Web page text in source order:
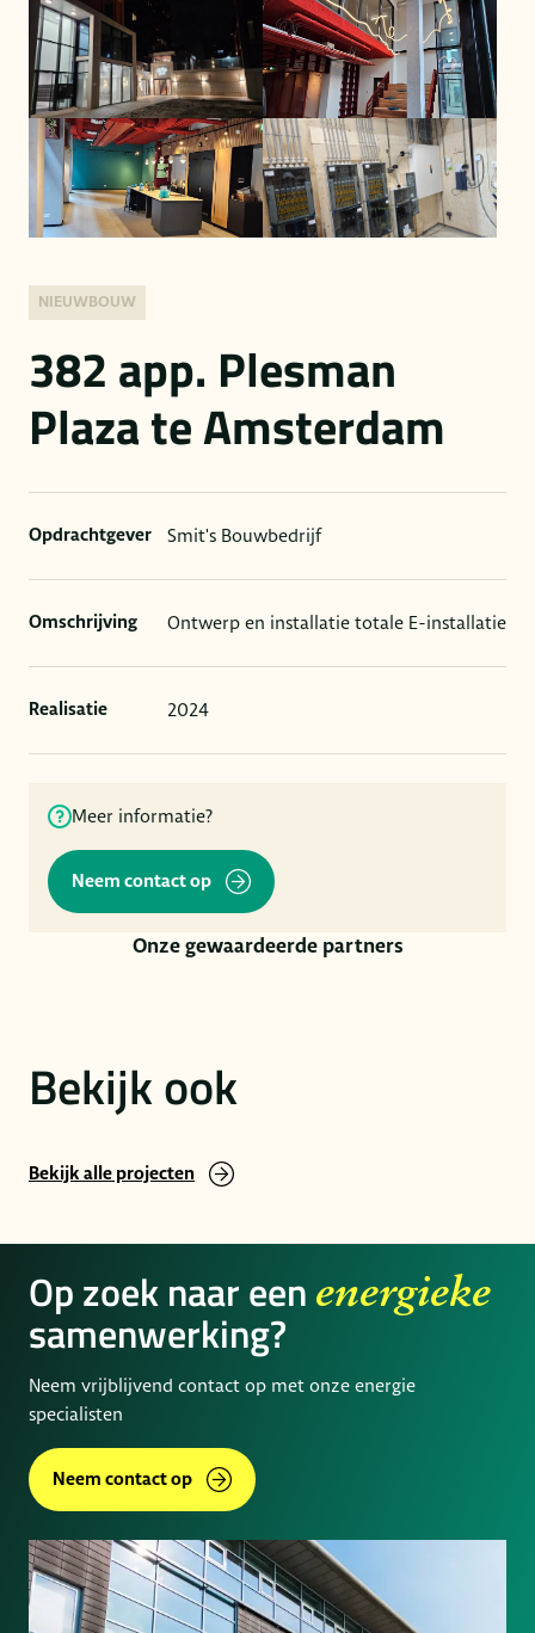
NIEUWBOUW
382 app. Plesman
Plaza te Amsterdam
Opdrachtgever Smit's Bouwbedrijf
Omschrijving Ontwerp en installatie totale E-installatie
Realisatie 2024
Meer informatie?
Neem contact op
Onze gewaardeerde partners
Bekijk ook
Bekijk alle projecten
Op zoek naar een energieke
samenwerking?
Neem vrijblijvend contact op met onze energie
specialisten
Neem contact op